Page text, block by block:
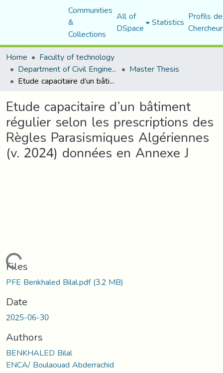
Communities
&
Collections
All of
DSpace Statistics Profils
Home
Faculty of technology
Department of Civil Engineering Master Thesis
Etude capacitaire d’un bâtiment régulier selon les prescriptions des Règles Parasismiques Algériennes (v. 2024) données en Annexe J
Etude capacitaire d’un bâtiment
régulier selon les prescriptions des
Règles Parasismiques Algériennes
(v. 2024) données en Annexe J
Loading...
Files
PFE Benkhaled Bilal.pdf(3.2 MB)
Date
2025-06-30
Authors
BENKHALED Bilal
ENCA/ Boulaouad Abderrachid